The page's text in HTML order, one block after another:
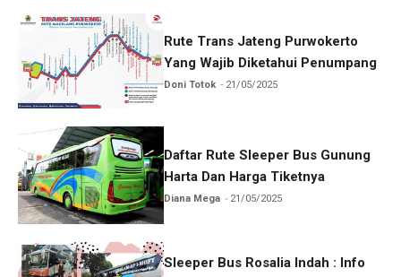
Rute Trans Jateng Purwokerto
Yang Wajib Diketahui Penumpang
Doni Totok 21/05/2025
Daftar Rute Sleeper Bus Gunung
Harta Dan Harga Tiketnya
Diana Mega 21/05/2025
Sleeper Bus Rosalia Indah : Info